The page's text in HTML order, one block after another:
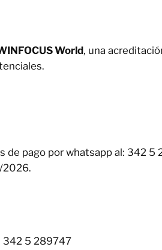
World, una
pago por whatsapp al: 342 5
2026.
342 5 289747